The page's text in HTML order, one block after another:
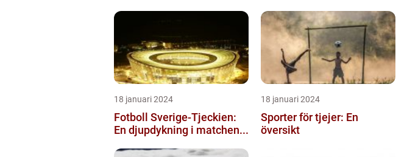
18 januari 2024
Fotboll Sverige-Tjeckien:
En djupdykning i matchen...
18 januari 2024
Sporter för tjejer: En
översikt